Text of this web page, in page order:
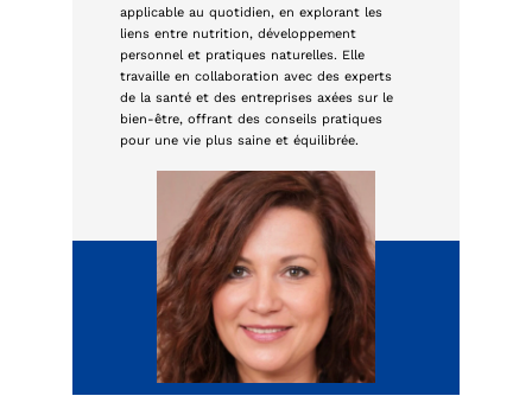
applicable au quotidien, en explorant les
liens entre nutrition, développement
personnel et pratiques naturelles. Elle
travaille en collaboration avec des experts
de la santé et des entreprises axées sur le
bien-être, offrant des conseils pratiques
pour une vie plus saine et équilibrée.